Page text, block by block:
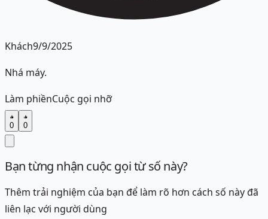
Khách9/9/2025
Nhá máy.
Làm phiềnCuộc gọi nhỡ
0 0
Bạn từng nhận cuộc gọi từ số này?
Thêm trải nghiệm của bạn để làm rõ hơn cách số này đã
liên lạc với người dùng